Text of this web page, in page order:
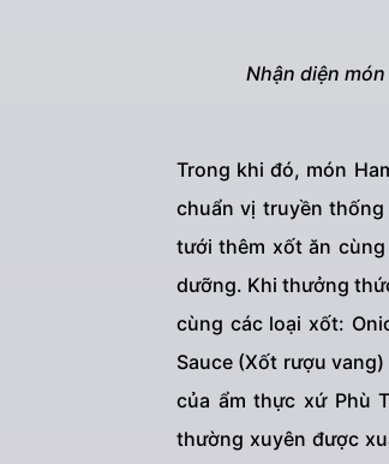
Nhận diện
Trong khi đó, món
chuẩn vị truyền
tưới thêm xốt ăn
dưỡng. Khi thưởng
cùng các loại xốt:
Sauce (Xốt rượu
của ẩm thực xứ Phù
thường xuyên được